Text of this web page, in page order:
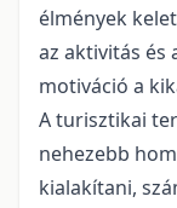
élmények
az aktivitás és
motiváció a
A turisztikai
nehezebb
kialakítani,